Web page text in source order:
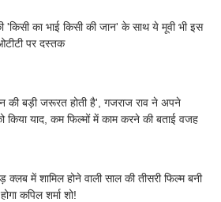
'किसी का भाई किसी की जान' के साथ ये मूवी भी इस
पर दस्तक
की बड़ी जरूरत होती है', गजराज राव ने अपने
किया याद, कम फिल्मों में काम करने की बताई वजह
क्लब में शामिल होने वाली साल की तीसरी फिल्म बनी
कपिल शर्मा शो!